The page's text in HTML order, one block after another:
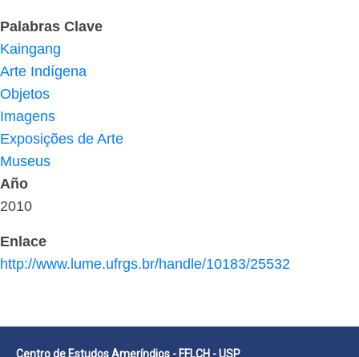
Palabras Clave
Kaingang
Arte Indígena
Objetos
Imagens
Exposições de Arte
Museus
Año
2010
Enlace
http://www.lume.ufrgs.br/handle/10183/25532
Centro de Estudos Ameríndios - FFLCH - USP